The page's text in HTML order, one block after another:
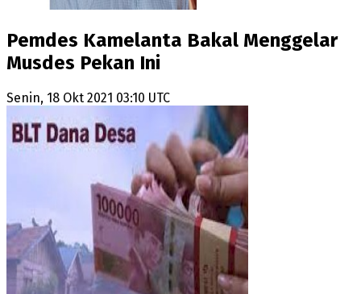
Pemdes Kamelanta Bakal Menggelar
Musdes Pekan Ini
Senin, 18 Okt 2021 03:10 UTC